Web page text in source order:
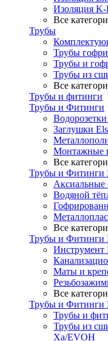
Изоляция K-
Все
Трубы
Трубы
Трубы и
Трубы из
Все
Трубы и фитинги
Трубы и Фитинги
Заглушки
Монтажные
Все
Трубы и Фитинги
Аксиальные
Водяной
Все
Трубы и Фитинги
Инструмент
Маты и
Все
Трубы и Фитинги
Трубы и
Трубы из
Xa/EVOH